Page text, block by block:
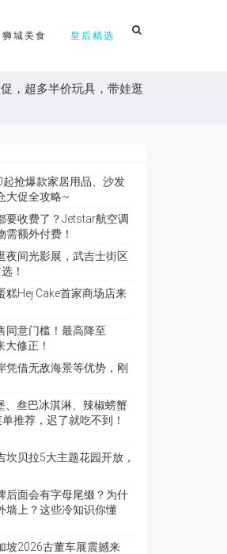
狮城美食 皇后精选
，超多半价玩具，带娃逛
抢爆款家居用品、沙发
大促全攻略~
要收费了？Jetstar航空调
额外付费！
夜间光影展，武吉士街区
！
糕Hej Cake首家商场店来
同意门槛！最高降至
修正！
凭借无敌海景等优势，刚
、叁巴冰淇淋、辣椒螃蟹
推荐，迟了就吃不到！
贝拉5大主题花园开放，
后面会有字母尾缀？为什
墙上？这些冷知识你懂
坡2026古董车展震撼来